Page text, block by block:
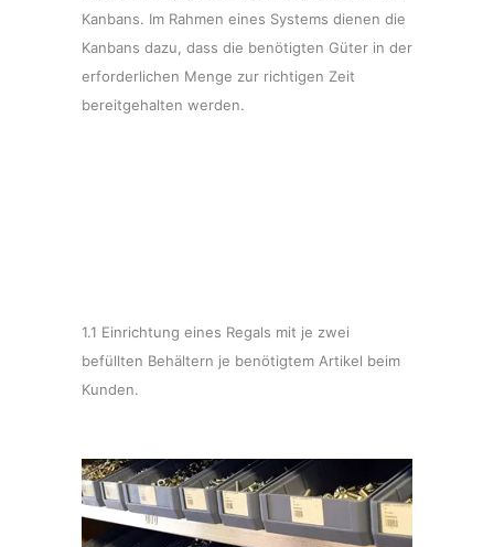
Kanbans. Im Rahmen eines Systems dienen die
Kanbans dazu, dass die benötigten Güter in der
erforderlichen Menge zur richtigen Zeit
bereitgehalten werden.
1.1 Einrichtung eines Regals mit je zwei
befüllten Behältern je benötigtem Artikel beim
Kunden.